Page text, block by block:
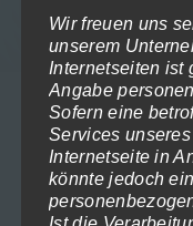
öffnen
schließen
Wir freuen uns
unserem
Internetseiten ist
Angabe
Sofern eine
Services
Internetseite in
könnte jedoch